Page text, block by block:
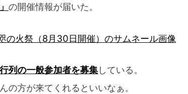
の開催情報が届いた。
列の一般参加者を募集している。
の方が来てくれるといいなぁ。